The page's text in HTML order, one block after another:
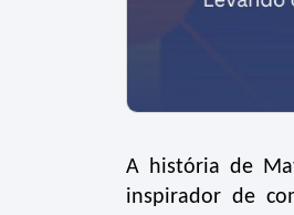
A história de
inspirador de